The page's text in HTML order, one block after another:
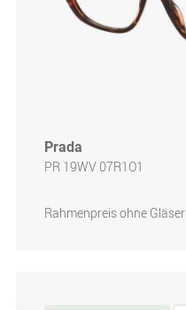
Prada
PR 19WV 07R1O1
Rahmenpreis ohne Gläser